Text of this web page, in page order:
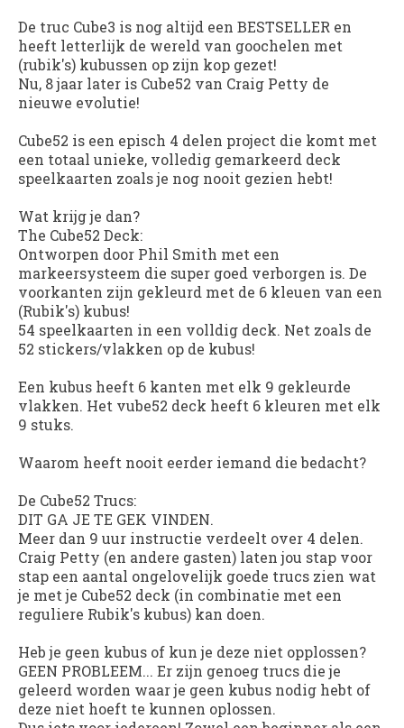
De truc Cube3 is nog altijd een BESTSELLER en
heeft letterlijk de wereld van goochelen met
(rubik's) kubussen op zijn kop gezet!
Nu, 8 jaar later is Cube52 van Craig Petty de
nieuwe evolutie!
Cube52 is een episch 4 delen project die komt met
een totaal unieke, volledig gemarkeerd deck
speelkaarten zoals je nog nooit gezien hebt!
Wat krijg je dan?
The Cube52 Deck:
Ontworpen door Phil Smith met een
markeersysteem die super goed verborgen is. De
voorkanten zijn gekleurd met de 6 kleuen van een
(Rubik's) kubus!
54 speelkaarten in een volldig deck. Net zoals de
52 stickers/vlakken op de kubus!
Een kubus heeft 6 kanten met elk 9 gekleurde
vlakken. Het vube52 deck heeft 6 kleuren met elk
9 stuks.
Waarom heeft nooit eerder iemand die bedacht?
De Cube52 Trucs:
DIT GA JE TE GEK VINDEN.
Meer dan 9 uur instructie verdeelt over 4 delen.
Craig Petty (en andere gasten) laten jou stap voor
stap een aantal ongelovelijk goede trucs zien wat
je met je Cube52 deck (in combinatie met een
reguliere Rubik's kubus) kan doen.
Heb je geen kubus of kun je deze niet opplossen?
GEEN PROBLEEM... Er zijn genoeg trucs die je
geleerd worden waar je geen kubus nodig hebt of
deze niet hoeft te kunnen oplossen.